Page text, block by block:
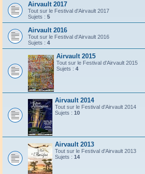
Airvault 2017
Tout sur le Festival d'Airvault 2017
Sujets : 5
Airvault 2016
Tout sur le Festival d'Airvault 2016
Sujets : 4
Airvault 2015
Tout sur le Festival d'Airvault 2015
Sujets : 4
Airvault 2014
Tout sur le Festival d'Airvault 2014
Sujets : 10
Airvault 2013
Tout sur le Festival d'Airvault 2013
Sujets : 14